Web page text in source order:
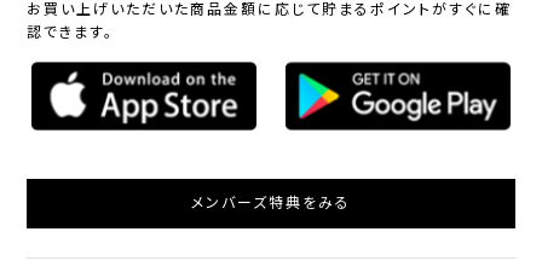
お買い上げいただいた商品金額に応じて貯まるポイントがすぐに確
認できます。
メンバーズ特典をみる